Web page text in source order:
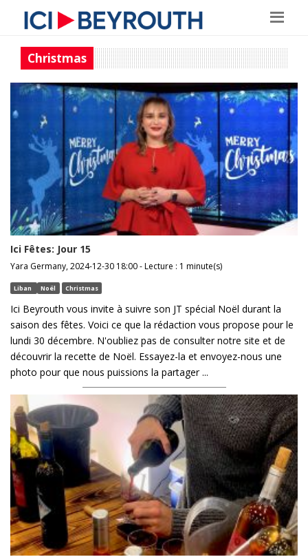
Christmas
Ici Fêtes: Jour 15
Yara Germany, 2024-12-30 18:00 - Lecture : 1 minute(s)
Liban Noël Christmas
Ici Beyrouth vous invite à suivre son JT spécial Noël durant la
saison des fêtes. Voici ce que la rédaction vous propose pour le
lundi 30 décembre. N'oubliez pas de consulter notre site et de
découvrir la recette de Noël. Essayez-la et envoyez-nous une
photo pour que nous puissions la partager ...